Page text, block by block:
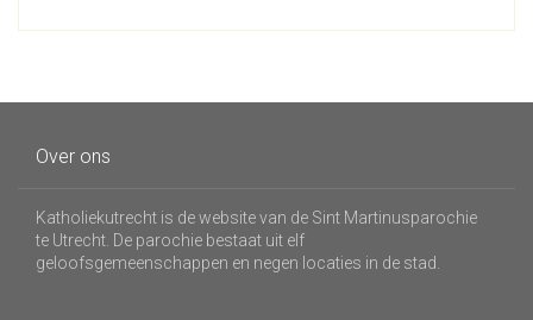
Over ons
Katholiekutrecht is de website van de Sint Martinusparochie
te Utrecht. De parochie bestaat uit elf
geloofsgemeenschappen en negen locaties in de stad.